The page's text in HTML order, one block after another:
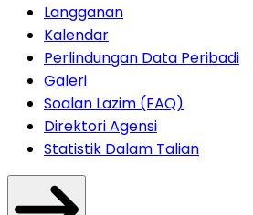
Langganan
Kalendar
Perlindungan Data Peribadi
Galeri
Soalan Lazim (FAQ)
Direktori Agensi
Statistik Dalam Talian